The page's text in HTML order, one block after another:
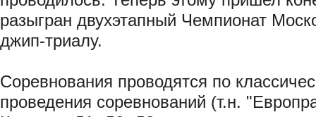
разыгран двухэтапный Чемпионат
джип-триалу.
Соревнования проводятся по
проведения соревнований (т.н.